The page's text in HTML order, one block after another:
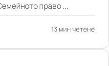
право ...
13 мин четене